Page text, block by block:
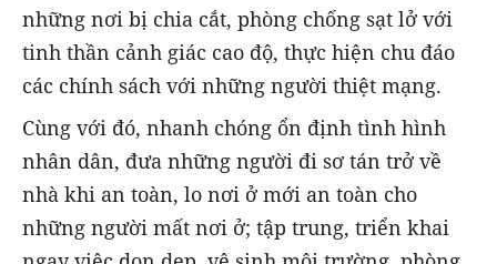
những nơi bị chia cắt, phòng chống sạt lở với
tinh thần cảnh giác cao độ, thực hiện chu đáo
các chính sách với những người thiệt mạng.
Cùng với đó, nhanh chóng ổn định tình hình
nhân dân, đưa những người đi sơ tán trở về
nhà khi an toàn, lo nơi ở mới an toàn cho
những người mất nơi ở; tập trung, triển khai